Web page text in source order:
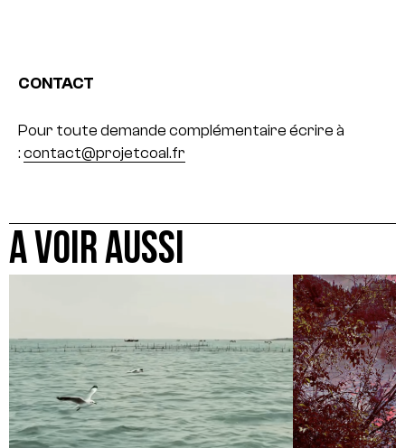
CONTACT
Pour toute demande complémentaire écrire à
: contact@projetcoal.fr
A VOIR AUSSI